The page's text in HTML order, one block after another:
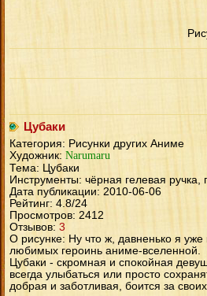
Цубаки
Категория: Рисунки других Аниме
Художник: Narumaru
Тема: Цубаки
Инструменты: чёрная гелевая
Дата публикации: 2010-06-06
Рейтинг: 4.8/24
Просмотров: 2412
Отзывов: 3
О рисунке: Ну что ж, давненько я
любимых героинь аниме-вселенной.
Цубаки - скромная и спокойная
всегда улыбаться или просто
добрая и заботливая, боится за